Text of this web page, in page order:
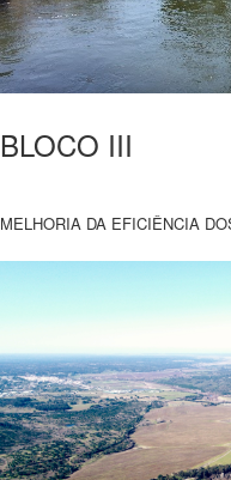
BLOCO III
MELHORIA DA EFICIÊNCIA